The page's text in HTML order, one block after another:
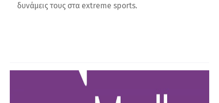
δυνάμεις τους στα extreme sports.